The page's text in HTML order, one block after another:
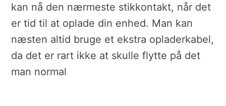
kan nå den nærmeste stikkontakt, når det
er tid til at oplade din enhed. Man kan
næsten altid bruge et ekstra opladerkabel,
da det er rart ikke at skulle flytte på det
man normal